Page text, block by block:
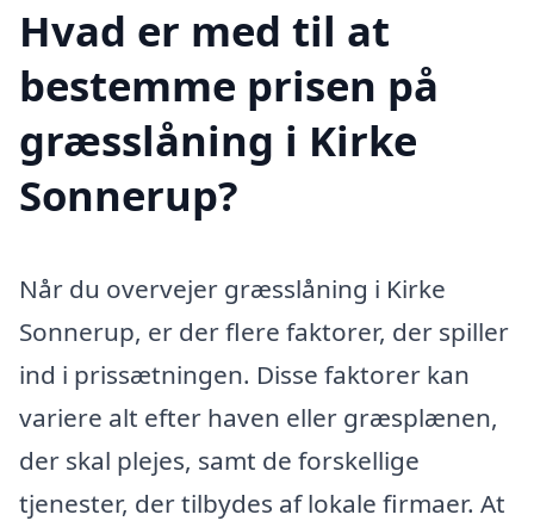
Hvad er med til at
bestemme prisen på
græsslåning i Kirke
Sonnerup?
Når du overvejer græsslåning i Kirke
Sonnerup, er der flere faktorer, der spiller
ind i prissætningen. Disse faktorer kan
variere alt efter haven eller græsplænen,
der skal plejes, samt de forskellige
tjenester, der tilbydes af lokale firmaer. At